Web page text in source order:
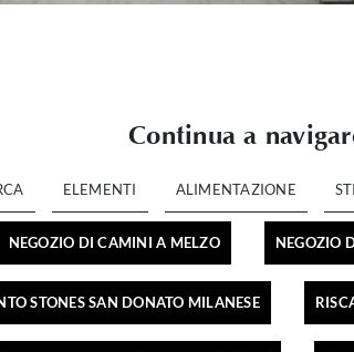
Continua a
ELEMENTI ALIMENTAZIONE
NEGOZIO DI CAMINI A MELZO NEGOZIO
STONES SAN DONATO MILANESE